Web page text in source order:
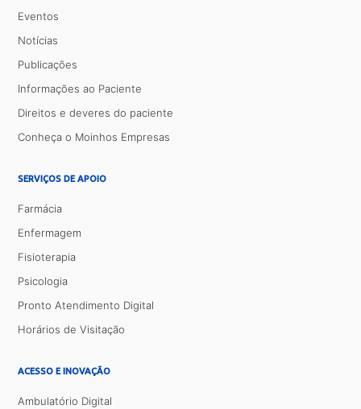
Eventos
Notícias
Publicações
Informações ao Paciente
Direitos e deveres do paciente
Conheça o Moinhos Empresas
SERVIÇOS DE APOIO
Farmácia
Enfermagem
Fisioterapia
Psicologia
Pronto Atendimento Digital
Horários de Visitação
ACESSO E INOVAÇÃO
Ambulatório Digital